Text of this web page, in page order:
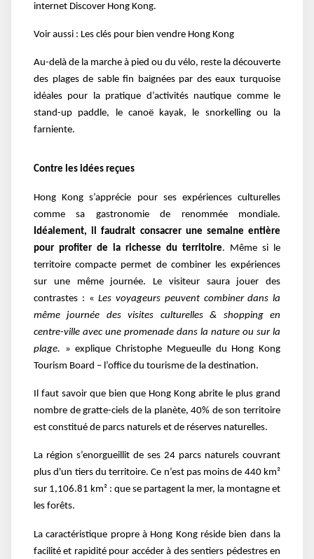
internet Discover Hong Kong.
Voir aussi : Les clés pour bien vendre Hong Kong
Au-delà de la marche à pied ou du vélo, reste la découverte
des plages de sable fin baignées par des eaux turquoise
idéales pour la pratique d’activités nautique comme le
stand-up paddle, le canoë kayak, le snorkelling ou la
farniente.
Contre les idées reçues
Hong Kong s’apprécie pour ses expériences culturelles
comme sa gastronomie de renommée mondiale.
Idéalement, il faudrait consacrer une semaine entière
pour profiter de la richesse du territoire. Même si le
territoire compacte permet de combiner les expériences
sur une même journée. Le visiteur saura jouer des
contrastes : «Les voyageurs peuvent combiner dans la
même journée desvisites culturelles& shopping en
centre-ville avec une promenade dans la nature ou sur la
plage. » explique Christophe Megueulle du Hong Kong
Tourism Board – l’office du tourisme de la destination.
Il faut savoir que bien que Hong Kong abrite le plus grand
nombre de gratte-ciels de la planète, 40% de son territoire
est constitué de parcs naturels et de réserves naturelles.
La région s’enorgueillit de ses 24 parcs naturels couvrant
plus d'un tiers du territoire. Ce n’est pas moins de 440 km²
sur 1,106.81 km² : que se partagent la mer, la montagne et
les forêts.
La caractéristique propre à Hong Kong réside bien dans la
facilité et rapidité pour accéder à des sentiers pédestres en